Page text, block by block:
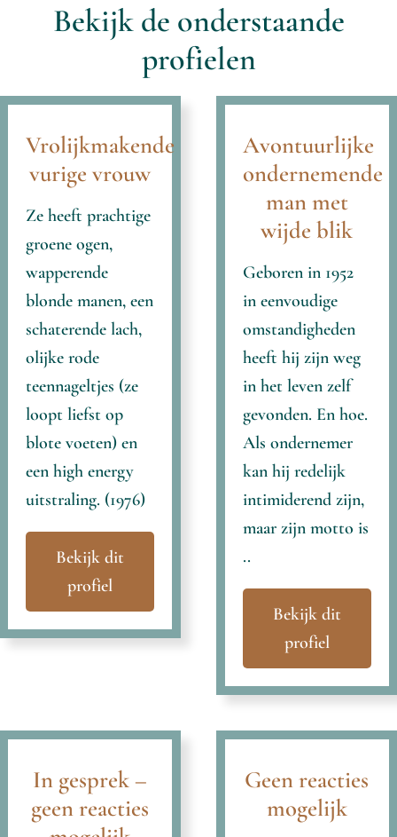
Bekijk de onderstaande
profielen
Vrolijkmakende
vurige vrouw
Ze heeft prachtige
groene ogen,
wapperende
blonde manen, een
schaterende lach,
olijke rode
teennageltjes (ze
loopt liefst op
blote voeten) en
een high energy
uitstraling. (1976)
Bekijk dit
profiel
Avontuurlijke
ondernemende
man met
wijde blik
Geboren in 1952
in eenvoudige
omstandigheden
heeft hij zijn weg
in het leven zelf
gevonden. En hoe.
Als ondernemer
kan hij redelijk
intimiderend zijn,
maar zijn motto is
..
Bekijk dit
profiel
In gesprek –
geen reacties
Geen reacties
mogelijk